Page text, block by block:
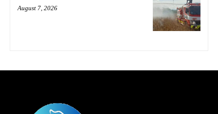
August 7, 2026